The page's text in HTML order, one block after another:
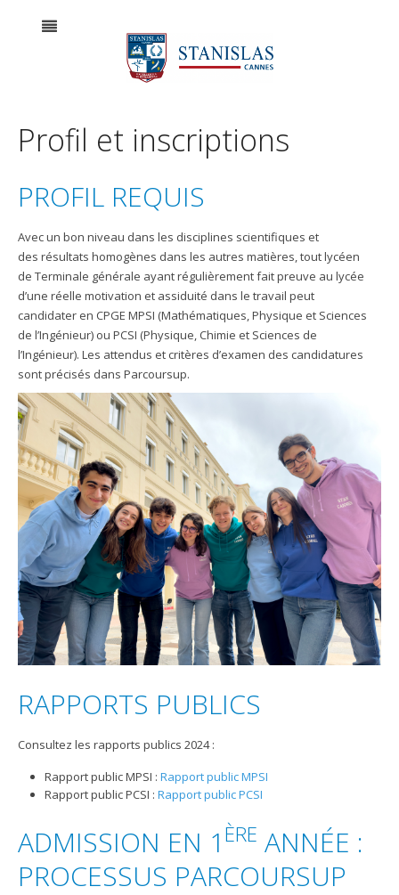
Profil et inscriptions
PROFIL REQUIS
Avec un bon niveau dans les disciplines scientifiques et
des résultats homogènes dans les autres matières, tout lycéen
de Terminale générale ayant régulièrement fait preuve au lycée
d’une réelle motivation et assiduité dans le travail peut
candidater en CPGE MPSI (Mathématiques, Physique et Sciences
de l’Ingénieur) ou PCSI (Physique, Chimie et Sciences de
l’Ingénieur). Les attendus et critères d’examen des candidatures
sont précisés dans Parcoursup.
RAPPORTS PUBLICS
Consultez les rapports publics 2024 :
Rapport public MPSI : Rapport public MPSI
Rapport public PCSI : Rapport public PCSI
ADMISSION EN 1 ÈRE ANNÉE :
PROCESSUS PARCOURSUP